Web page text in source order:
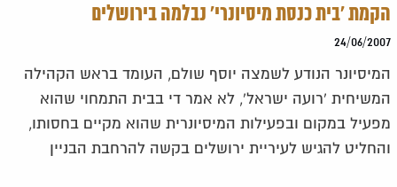
הקמת 'בית כנסת מיסיונרי' נבלמה בירושלים
24/06/2007
המיסיונר הנודע לשמצה יוסף שולם, העומד בראש הקהילה
המשיחית 'רועה ישראל', לא אמר די בבית התמחוי שהוא
מפעיל במקום ובפעילות המיסיונרית שהוא מקיים בחסותו,
והחליט להגיש לעיריית ירושלים בקשה להרחבת הבניין